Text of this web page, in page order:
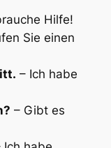
Hilfe!
Sie einen
– Ich habe
– Gibt es